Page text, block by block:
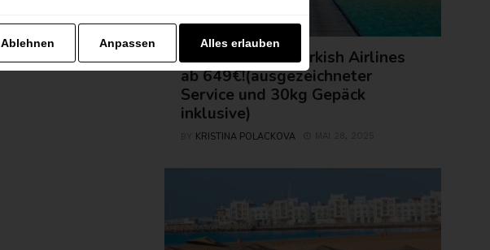
FLUGTICKETS
Malediven mit Turkish Airlines
ab 649€!(ausgezeichneter
Service und 30kg Gepäck
inklusive)
KRISTINA POLACKOVA
Ablehnen Anpassen Alles erlauben